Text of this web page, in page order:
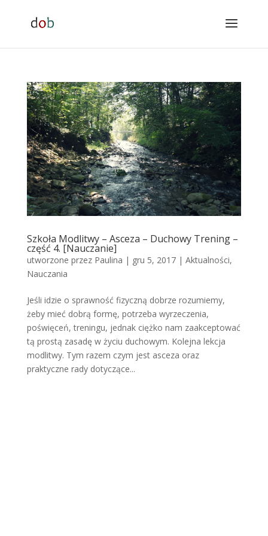
Szkoła Modlitwy – Asceza – Duchowy Trening –
część 4. [Nauczanie]
utworzone przez Paulina | gru 5, 2017| Aktualności,
Nauczania
Jeśli idzie o sprawność fizyczną dobrze rozumiemy,
żeby mieć dobrą formę, potrzeba wyrzeczenia,
poświęceń, treningu, jednak ciężko nam zaakceptować
tą prostą zasadę w życiu duchowym. Kolejna lekcja
modlitwy. Tym razem czym jest asceza oraz
praktyczne rady dotyczące...